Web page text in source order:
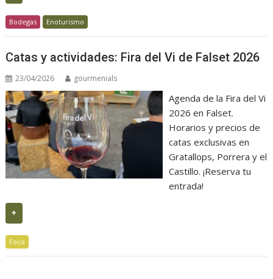
Bodegas Enoturismo
Catas y actividades: Fira del Vi de Falset 2026
23/04/2026 gourmenials
Agenda de la Fira del Vi
2026 en Falset.
Horarios y precios de
catas exclusivas en
Gratallops, Porrera y el
Castillo. ¡Reserva tu
entrada!
+
Foco